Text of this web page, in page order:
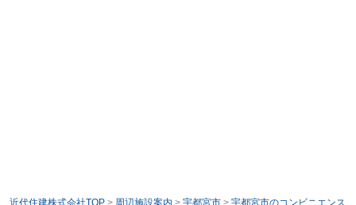
近代住建株式会社TOP > 周辺施設案内 > 宇都宮市 > 宇都宮市のコンビニエンス